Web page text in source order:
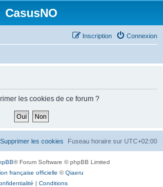
CasusNO
Connexion
Inscription
les cookies de ce forum ?
Fuseau horaire sur UTC+02:00
Supprimer les cookies
® Forum Software © phpBB Limited
française officielle ©Qiaeru
| Conditions